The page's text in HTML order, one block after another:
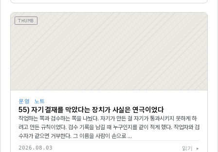
THUMB
운영 노트
55) 자기 결재를 막았다는 장치가 사실은 연극이었다
작업하는 쪽과 검수하는 쪽을 나눴다. 자기가 만든 걸 자기가 통과시키지 못하게 하
려고 만든 규칙이었다. 검수 기록을 남길 때 누구인지를 같이 적게 했다. 작업자와 검
수자가 같으면 거부한다. 그 이름을 사람이 손으로 …
2026.08.03 읽기 ▸